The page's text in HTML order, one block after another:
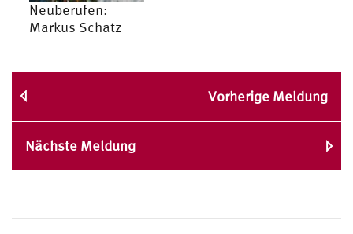
Neuberufen:
Markus Schatz
Vorherige Meldung
Nächste Meldung